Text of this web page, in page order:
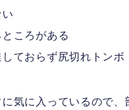
ころがある
ておらず尻切れトンボ
気に入っているので